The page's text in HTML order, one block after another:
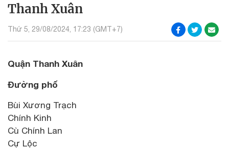
Thanh Xuân
Thứ 5, 29/08/2024, 17:23 (GMT+7)
Quận Thanh Xuân
Đường phố
Bùi Xương Trạch
Chính Kinh
Cù Chính Lan
Cự Lộc